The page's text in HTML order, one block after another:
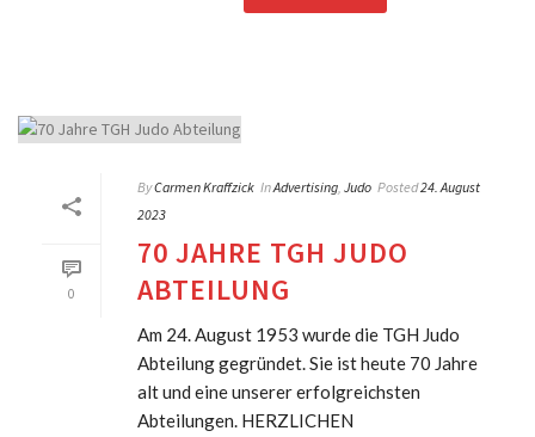
0
ByCarmen Kraffzick InAdvertising, Judo Posted24. August
2023
70 JAHRE TGH JUDO
ABTEILUNG
Am 24. August 1953 wurde die TGH Judo
Abteilung gegründet. Sie ist heute 70 Jahre
alt und eine unserer erfolgreichsten
Abteilungen. HERZLICHEN